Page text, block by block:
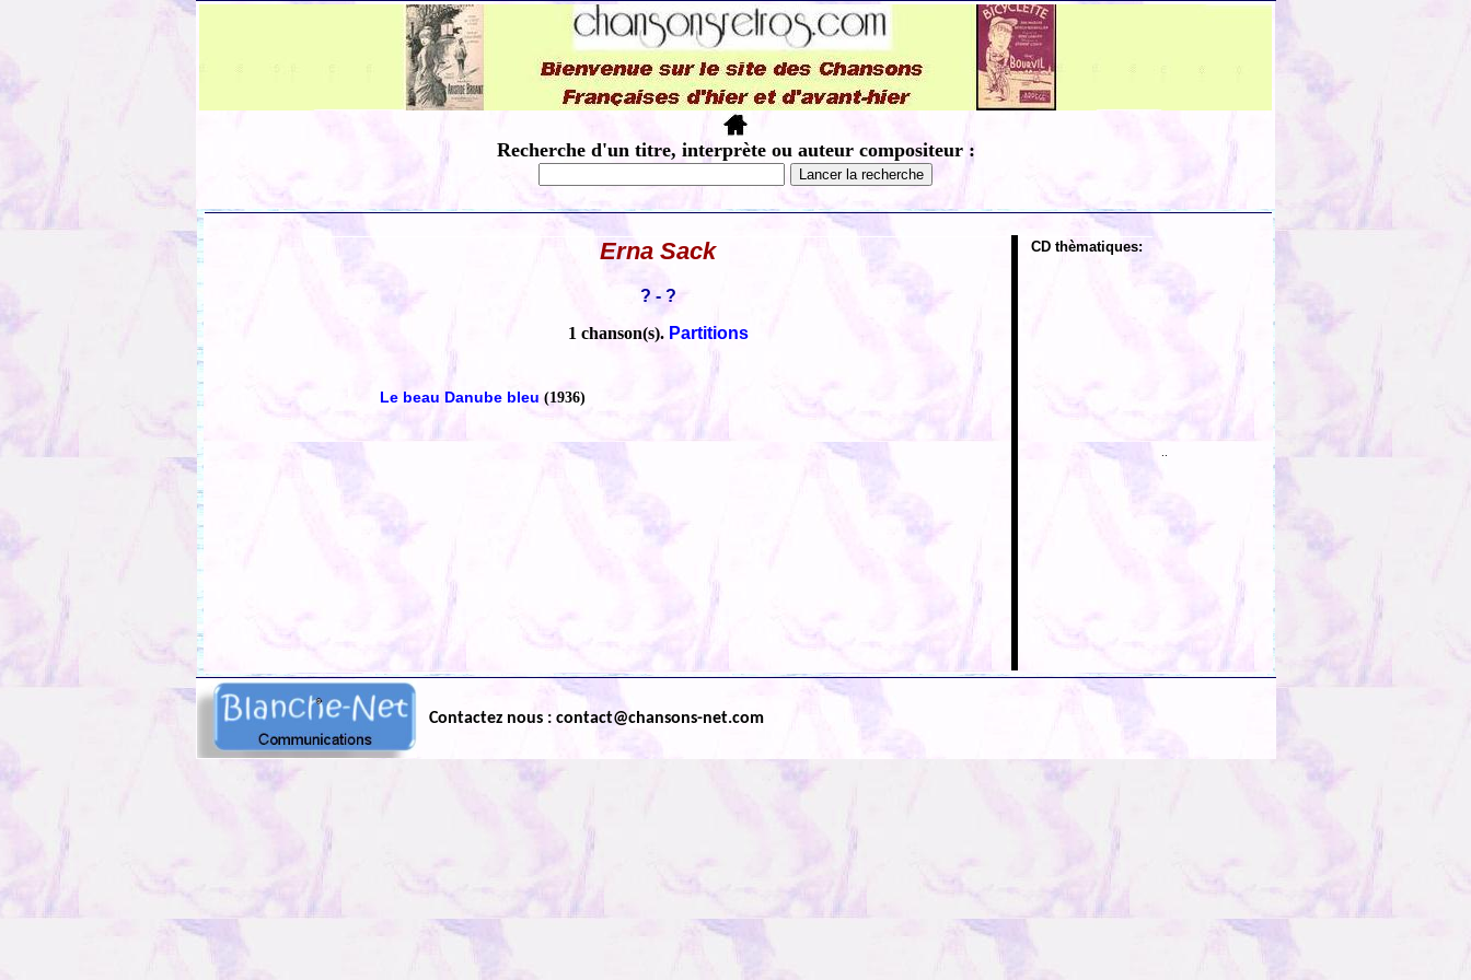
Recherche d'un titre, interprète ou auteur compositeur :
Erna Sack
? - ?
1 chanson(s). Partitions
Le beau Danube bleu (1936)
CD thèmatiques:
Contactez nous : contact@chansons-net.com